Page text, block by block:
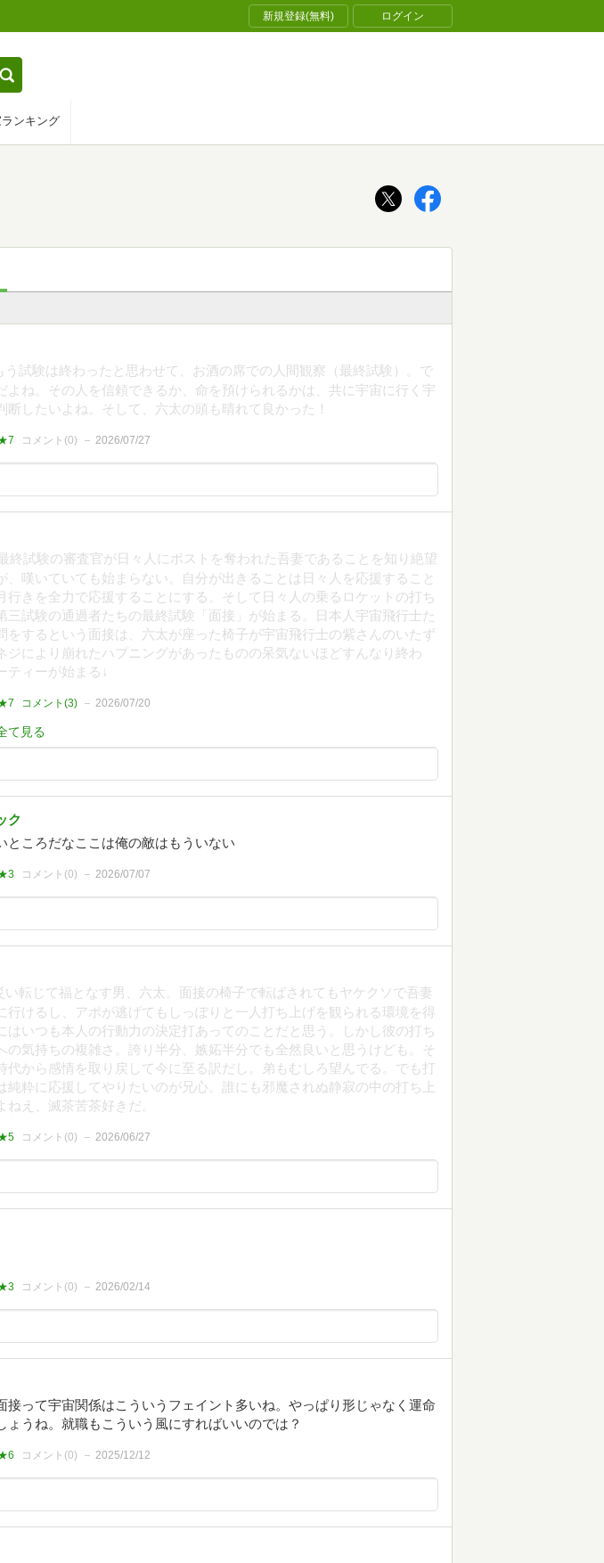
新規登録(無料) ログイン
ンキング
う試験は終わったと思わせて、お酒の席での人間観察（最終試験）。で
よね。その人を信頼できるか、命を預けられるかは、共に宇宙に行く宇
断したいよね。そして、六太の頭も晴れて良かった！
コメント(0) 2026/07/27
終試験の審査官が日々人にポストを奪われた吾妻であることを知り絶望
、嘆いていても始まらない。自分が出きることは日々人を応援すること
行きを全力で応援することにする。そして日々人の乗るロケットの打ち
三試験の通過者たちの最終試験「面接」が始まる。日本人宇宙飛行士た
をするという面接は、六太が座った椅子が宇宙飛行士の紫さんのいたず
ジにより崩れたハプニングがあったものの呆気ないほどすんなり終わ
ティーが始まる↓
コメント(3) 2026/07/20
て見る
ク
ところだなここは俺の敵はもういない
コメント(0) 2026/07/07
い転じて福となす男、六太。面接の椅子で転ばされてもヤケクソで吾妻
行けるし、アポが逃げてもしっぽりと一人打ち上げを観られる環境を得
はいつも本人の行動力の決定打あってのことだと思う。しかし彼の打ち
の気持ちの複雑さ。誇り半分、嫉妬半分でも全然良いと思うけども。そ
代から感情を取り戻して今に至る訳だし。弟もむしろ望んでる。でも打
純粋に応援してやりたいのが兄心。誰にも邪魔されぬ静寂の中の打ち上
ねえ、滅茶苦茶好きだ。
コメント(0) 2026/06/27
コメント(0) 2026/02/14
接って宇宙関係はこういうフェイント多いね。やっぱり形じゃなく運命
ょうね。就職もこういう風にすればいいのでは？
コメント(0) 2025/12/12